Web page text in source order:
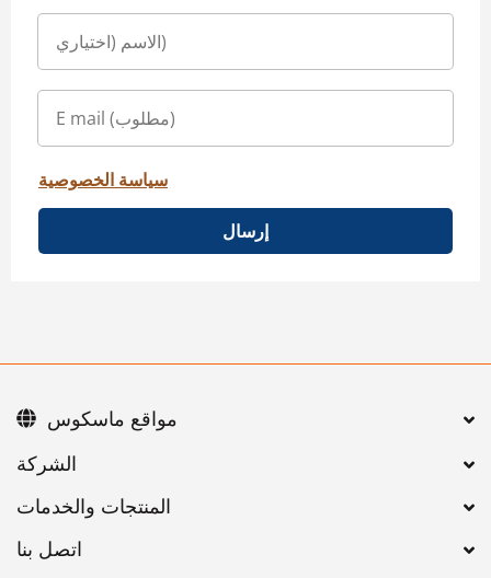
سياسة الخصوصية
إرسال
اتصل بنا
مواقع ماسكوس